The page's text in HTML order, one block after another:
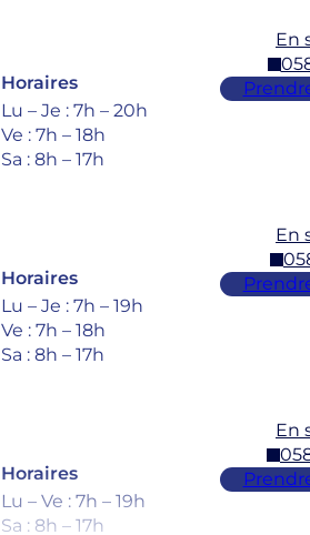
Horaires
Lu – Je : 7h – 20h
Ve : 7h – 18h
Sa : 8h – 17h
En
Horaires
Lu – Je : 7h – 19h
Ve : 7h – 18h
Sa : 8h – 17h
En
Horaires
Lu – Ve : 7h – 19h
Sa : 8h – 17h
En